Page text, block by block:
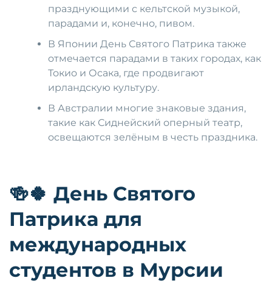
празднующими с кельтской музыкой,
парадами и, конечно, пивом.
В Японии День Святого Патрика также
отмечается парадами в таких городах, как
Токио и Осака, где продвигают
ирландскую культуру.
В Австралии многие знаковые здания,
такие как Сиднейский оперный театр,
освещаются зелёным в честь праздника.
🍻🍀 День Святого
Патрика для
международных
студентов в Мурсии